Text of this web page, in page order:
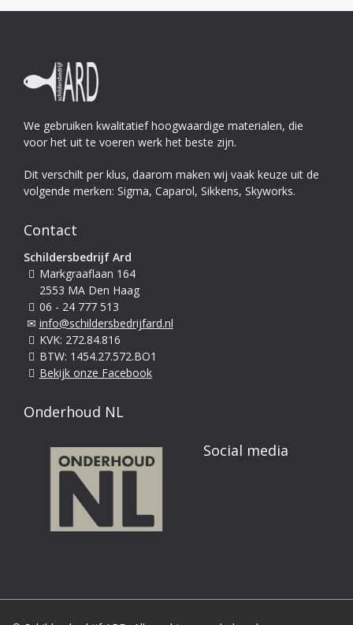
We gebruiken kwalitatief hoogwaardige materialen, die
voor het uit te voeren werk het beste zijn.
Dit verschilt per klus, daarom maken wij vaak keuze uit de
volgende merken: Sigma, Caparol, Sikkens, Skyworks.
Contact
Schildersbedrijf Ard
Markgraaflaan 164
2553 MA Den Haag
06 - 24 777 513
info@schildersbedrijfard.nl
KVK: 272.84.816
BTW: 1454.27.572.BO1
Bekijk onze Facebook
Onderhoud NL
Social media